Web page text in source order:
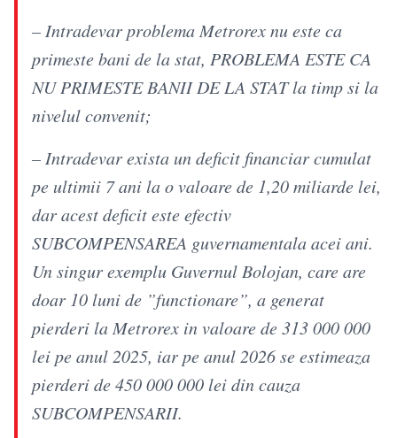
– Intradevar problema Metrorex nu este ca
primeste bani de la stat, PROBLEMA ESTE CA
NU PRIMESTE BANII DE LA STAT la timp si la
nivelul convenit;
– Intradevar exista un deficit financiar cumulat
pe ultimii 7 ani la o valoare de 1,20 miliarde lei,
dar acest deficit este efectiv
SUBCOMPENSAREA guvernamentala acei ani.
Un singur exemplu Guvernul Bolojan, care are
doar 10 luni de ”functionare”, a generat
pierderi la Metrorex in valoare de 313 000 000
lei pe anul 2025, iar pe anul 2026 se estimeaza
pierderi de 450 000 000 lei din cauza
SUBCOMPENSARII.